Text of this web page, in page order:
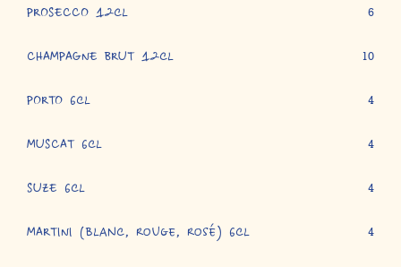
PROSECCO 12cl 6
CHAMPAGNE BRUT 12cl 10
PORTO 6cl 4
MUSCAT 6cl 4
SUZE 6cl 4
MARTINI (blanc, rouge, rosé) 6cl 4